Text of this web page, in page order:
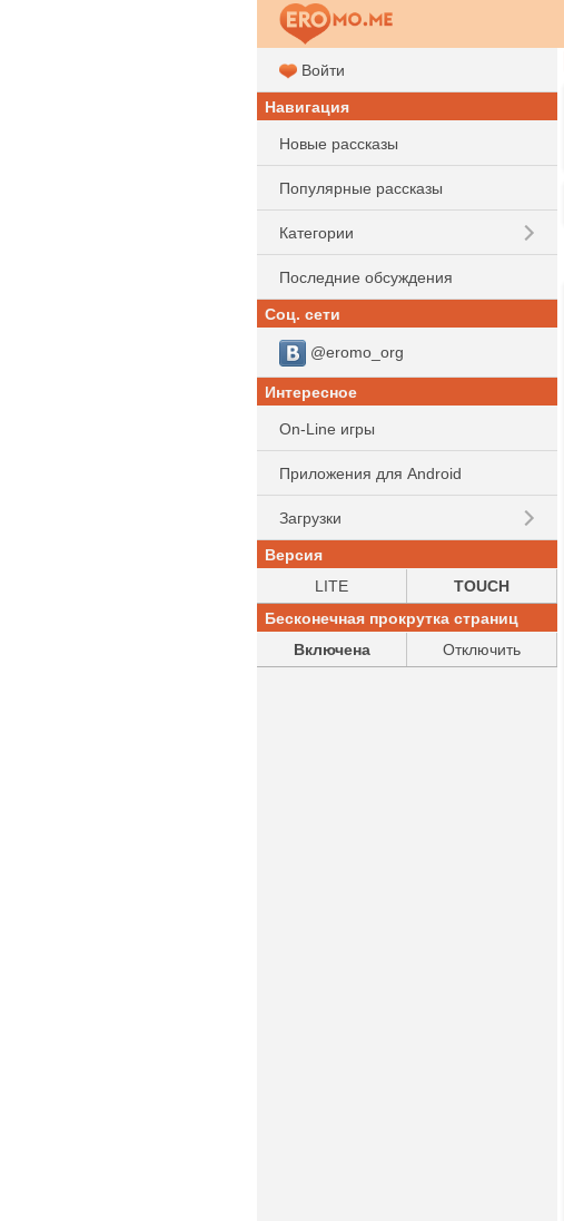
Войти
Навигация
Новые рассказы
Популярные рассказы
Категории
Последние обсуждения
Соц. сети
@eromo_org
Интересное
On-Line игры
Приложения для Android
Загрузки
Версия
LITE
TOUCH
Бесконечная прокрутка страниц
Включена
Отключить